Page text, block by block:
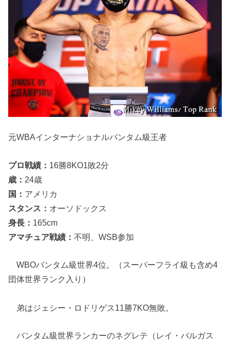
元WBAインターナショナルバンタム級王者
プロ戦績： 16勝8KO1敗2分
歳： 24歳
国： アメリカ
スタンス： オーソドックス
身長： 165cm
アマチュア戦績：不明、WSB参加
WBOバンタム級世界4位。（スーパーフライ級も含め4
団体世界ランク入り）
弟はジェシー・ロドリゲス11勝7KO無敗。
バンタム級世界ランカーのネグレテ（レイ・バルガス